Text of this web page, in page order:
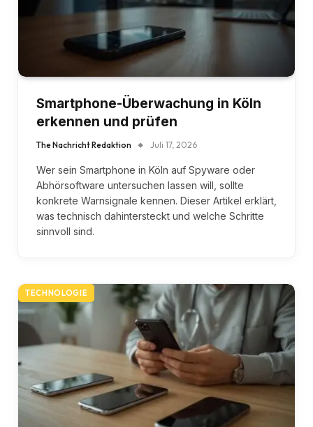
Smartphone-Überwachung in Köln
erkennen und prüfen
The Nachricht Redaktion Juli 17, 2026
Wer sein Smartphone in Köln auf Spyware oder
Abhörsoftware untersuchen lassen will, sollte
konkrete Warnsignale kennen. Dieser Artikel erklärt,
was technisch dahintersteckt und welche Schritte
sinnvoll sind.
TECHNOLOGIE